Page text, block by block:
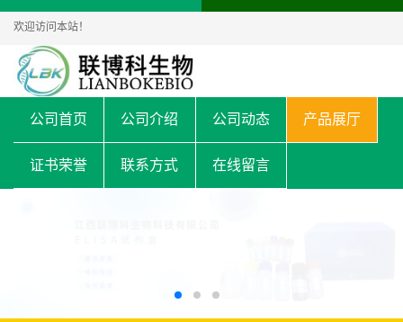
欢迎访问本站！
公司首页 公司介绍 公司动态 产品展厅
证书荣誉 联系方式 在线留言